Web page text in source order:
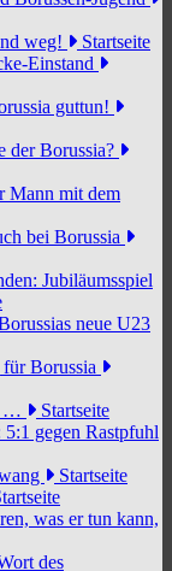
weg!
Startseite
Einstand
guttun!
der Borussia?
Mann mit dem
bei Borussia
Jubiläumsspiel
neue U23
Borussia
…
Startseite
5:1 gegen Rastpfuhl
Startseite
was er tun kann,
des